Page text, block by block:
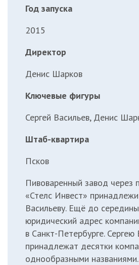
Год запуска
2015
Директор
Денис Шарков
Ключевые фигуры
Сергей Васильев, Денис
Штаб-квартира
Псков
Пивоваренный завод через
«Стелс Инвест»
Васильеву. Ещё до
юридический адрес
в Санкт-Петербурге. Сергею
принадлежат десятки
однообразными названиями.